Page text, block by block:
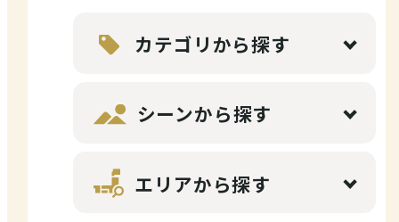
カテゴリから探す
シーンから探す
エリアから探す
モデルコース